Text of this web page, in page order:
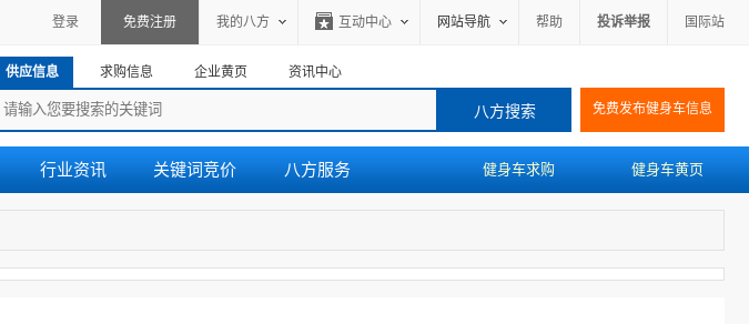
登录 免费注册 我的八方 互动中心 网站导航 帮助 投诉举报 国际站
免费发布健身车信息
供应信息 求购信息 企业黄页 资讯中心
行业资讯 关键词竞价 八方服务 健身车黄页
健身车求购